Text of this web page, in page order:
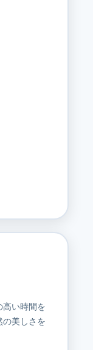
高い時間を
の美しさを